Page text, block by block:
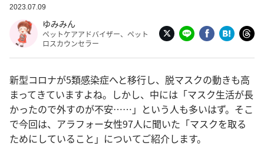
2023.07.09
ゆみみん
ペットケアアドバイザー、ペット
ロスカウンセラー
新型コロナが5類感染症へと移行し、脱マスクの動きも高
まってきていますよね。しかし、中には「マスク生活が長
かったので外すのが不安……」という人も多いはず。そこ
で今回は、アラフォー女性97人に聞いた「マスクを取る
ためにしていること」についてご紹介します。